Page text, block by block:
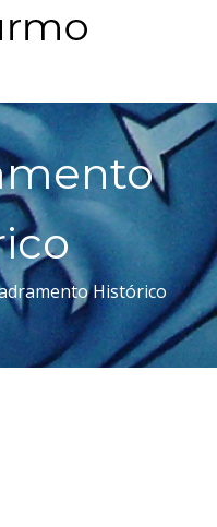
Histórico